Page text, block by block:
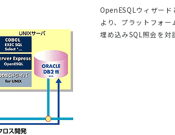
OpenESQLウィザー
より、プラットフォ
埋め込みSQL照会を対